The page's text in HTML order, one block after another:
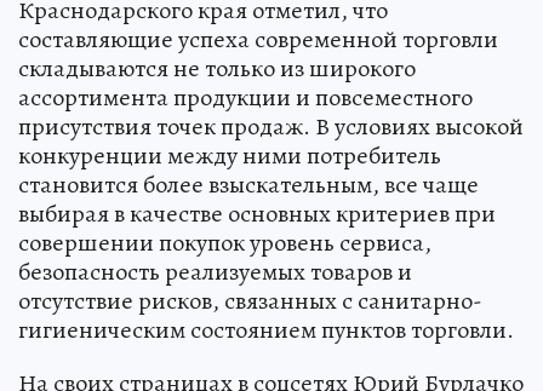
Руководитель Законодательного Собрания
Краснодарского края отметил, что
составляющие успеха современной торговли
складываются не только из широкого
ассортимента продукции и повсеместного
присутствия точек продаж. В условиях высокой
конкуренции между ними потребитель
становится более взыскательным, все чаще
выбирая в качестве основных критериев при
совершении покупок уровень сервиса,
безопасность реализуемых товаров и
отсутствие рисков, связанных с санитарно-
гигиеническим состоянием пунктов торговли.